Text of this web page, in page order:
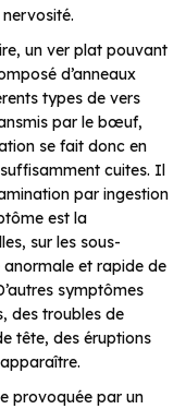
un ver plat pouvant
d’anneaux
types de vers
par le bœuf,
se fait donc en
cuites. Il
par ingestion
est la
sur les sous-
anormale et rapide de
symptômes
des troubles de
tête, des éruptions
provoquée par un